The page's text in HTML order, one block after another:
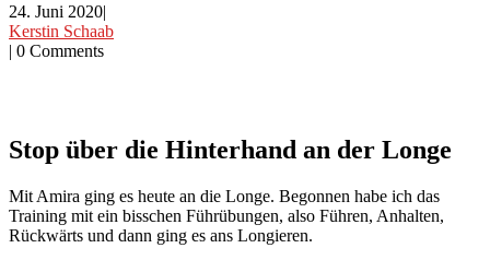
24. Juni 2020|
Kerstin Schaab
| 0 Comments
Stop über die Hinterhand an der Longe
Mit Amira ging es heute an die Longe. Begonnen habe ich das
Training mit ein bisschen Führübungen, also Führen, Anhalten,
Rückwärts und dann ging es ans Longieren.